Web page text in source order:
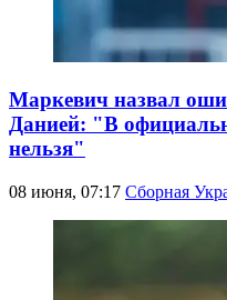
Маркевич назвал
Данией: "В
нельзя"
08 июня, 07:17 Сборная